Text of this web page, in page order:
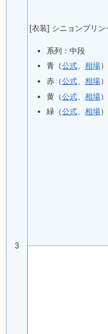
3
[衣装] シニョンプリン
系列：中段
青（公式、 相場）
赤（公式、 相場）
黄（公式、 相場）
緑（公式、 相場）